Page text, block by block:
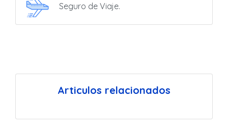
Seguro de Viaje.
Articulos relacionados